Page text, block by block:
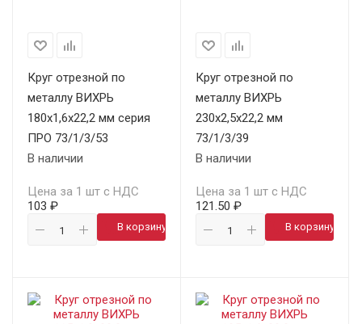
Круг отрезной по
металлу ВИХРЬ
180х1,6х22,2 мм серия
ПРО 73/1/3/53
В наличии
Цена за 1 шт с НДС
103 ₽
В корзину
Круг отрезной по
металлу ВИХРЬ
230х2,5х22,2 мм
73/1/3/39
В наличии
Цена за 1 шт с НДС
121.50 ₽
В корзину